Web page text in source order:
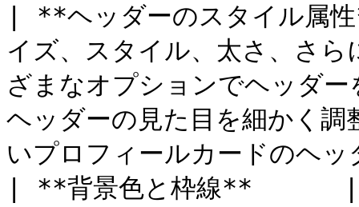
| **ヘッダーのスタイル属
イズ、スタイル、太さ、さ
ざまなオプションでヘッダ
ヘッダーの見た目を細かく調
いプロフィールカードの
| **背景色と枠線**      |